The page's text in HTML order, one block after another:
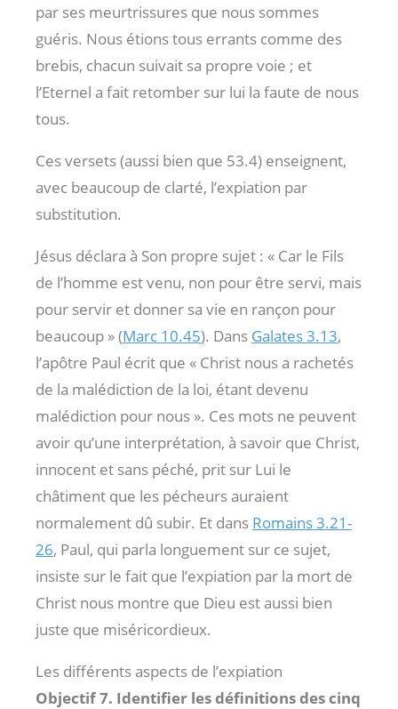
par ses meurtrissures que nous sommes
guéris. Nous étions tous errants comme des
brebis, chacun suivait sa propre voie ; et
l’Eternel a fait retomber sur lui la faute de nous
tous.
Ces versets (aussi bien que 53.4) enseignent,
avec beaucoup de clarté, l’expiation par
substitution.
Jésus déclara à Son propre sujet : « Car le Fils
de l’homme est venu, non pour être servi, mais
pour servir et donner sa vie en rançon pour
beaucoup » (Marc 10.45). Dans Galates 3.13,
l’apôtre Paul écrit que « Christ nous a rachetés
de la malédiction de la loi, étant devenu
malédiction pour nous ». Ces mots ne peuvent
avoir qu’une interprétation, à savoir que Christ,
innocent et sans péché, prit sur Lui le
châtiment que les pécheurs auraient
normalement dû subir. Et dans Romains 3.21-
26, Paul, qui parla longuement sur ce sujet,
insiste sur le fait que l’expiation par la mort de
Christ nous montre que Dieu est aussi bien
juste que miséricordieux.
Les différents aspects de l’expiation
Objectif 7. Identifier les définitions des cinq